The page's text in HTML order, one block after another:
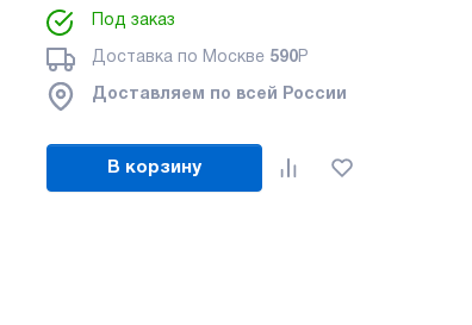
Под заказ
Доставка по Москве 590Р
Доставляем по всей России
В корзину